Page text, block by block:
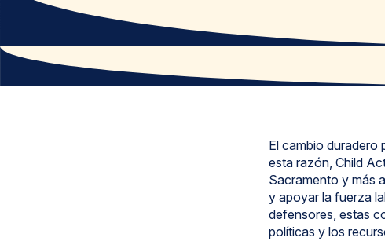
El cambio duradero
esta razón, Child
Sacramento y más
y apoyar la fuerza
defensores, estas
políticas y los